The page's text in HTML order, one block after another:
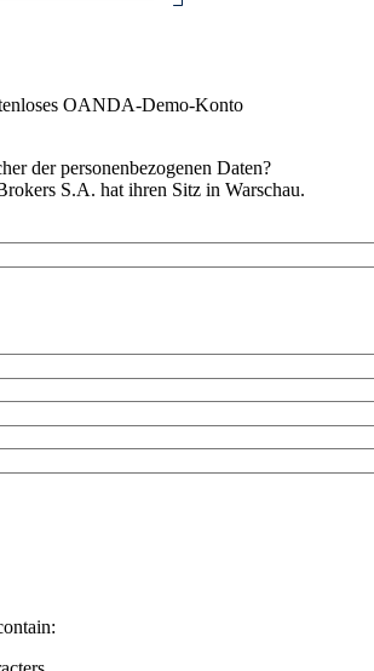
OANDA-Demo-Konto
der personenbezogenen Daten?
S.A. hat ihren Sitz in Warschau.